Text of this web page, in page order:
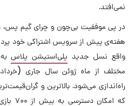
نمی‌افتد.
در پی موفقیت بی‌چون و چرای گیم پس،
هفته‌ی پیش از سرویس اشتراکی خود
واقع نسل جدید پلی‌استیشن پلاس
مختلف از ماه ژوئن سال جاری
راه‌اندازی می‌شود. بالاترین و
که